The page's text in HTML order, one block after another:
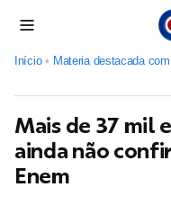
Início • Materia destacada
Mais de 37 mil
ainda não
Enem